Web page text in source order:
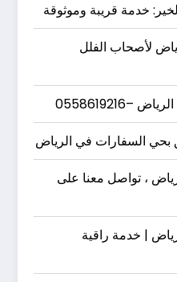
خدمة قريبة وموثوقة
لأصحاب الفلل
بحي السفارات في الرياض
، تواصل معنا على
| خدمة راقية